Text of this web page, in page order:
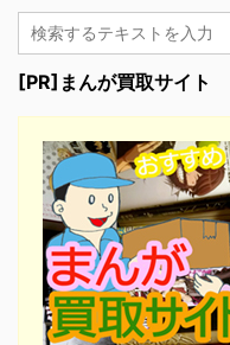
[PR]まんが買取サイト